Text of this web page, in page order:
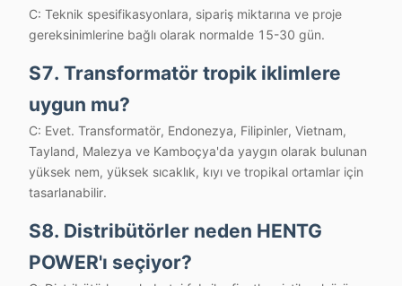
C: Teknik spesifikasyonlara, sipariş miktarına ve proje
gereksinimlerine bağlı olarak normalde 15-30 gün.
S7. Transformatör tropik iklimlere
uygun mu?
C: Evet. Transformatör, Endonezya, Filipinler, Vietnam,
Tayland, Malezya ve Kamboçya'da yaygın olarak bulunan
yüksek nem, yüksek sıcaklık, kıyı ve tropikal ortamlar için
tasarlanabilir.
S8. Distribütörler neden HENTG
POWER'ı seçiyor?